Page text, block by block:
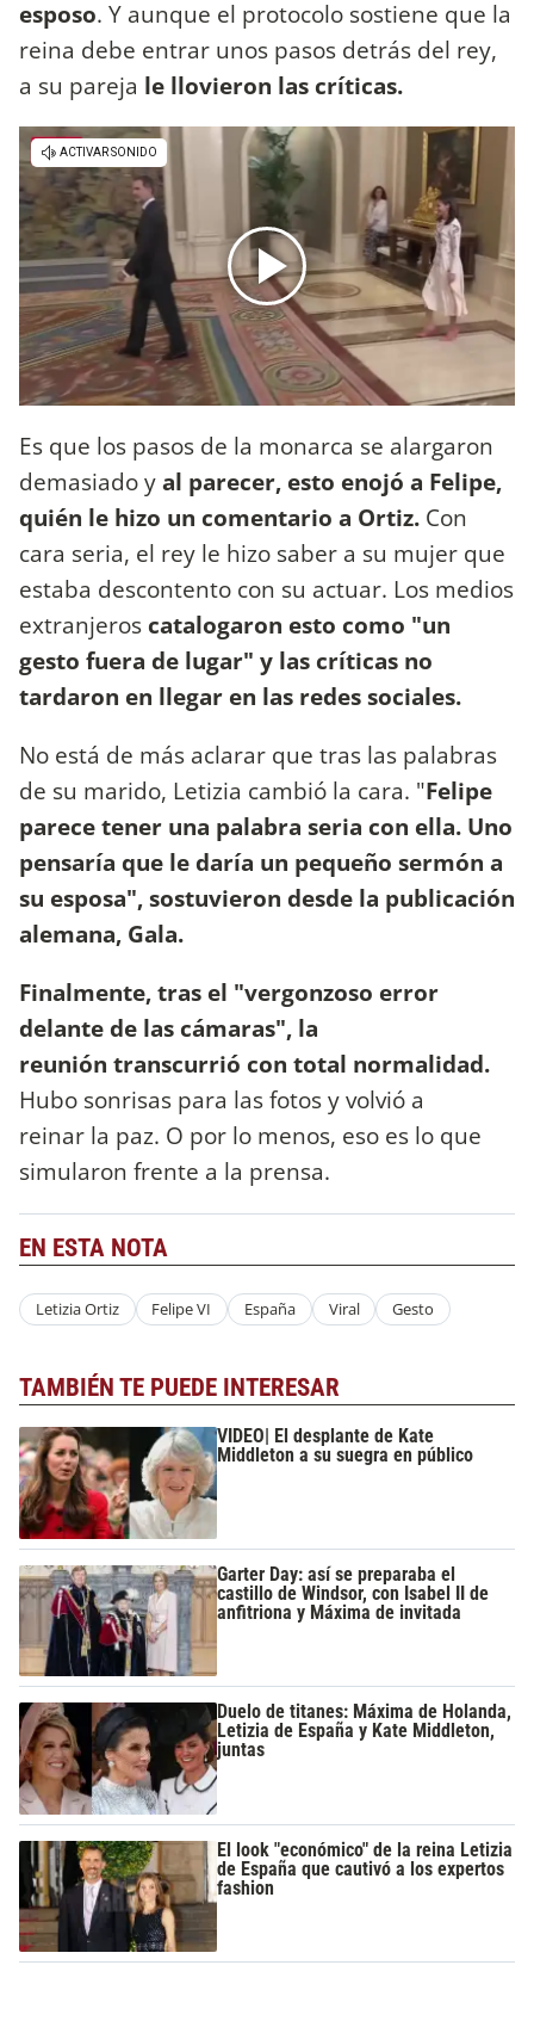
esposo. Y aunque el protocolo sostiene que la
reina debe entrar unos pasos detrás del rey,
a su pareja le llovieron las críticas.
Es que los pasos de la monarca se alargaron
demasiado yal parecer, esto enojó a Felipe,
quién le hizo un comentario a Ortiz. Con
cara seria, el rey le hizo saber a su mujer que
estaba descontento con su actuar. Los medios
extranjeros catalogaron esto como "un
gesto fuera de lugar" y las críticas no
tardaron en llegar en las redes sociales.
No está de más aclarar que tras las palabras
de su marido, Letizia cambió la cara. "Felipe
parece tener una palabra seria con ella. Uno
pensaría que le daría un pequeño sermón a
su esposa", sostuvieron desde la publicación
alemana, Gala.
Finalmente, tras el "vergonzoso error
delante de las cámaras", la
reunión transcurrió con total normalidad.
Hubo sonrisas para las fotos y volvió a
reinar la paz. O por lo menos, eso es lo que
simularon frente a la prensa.
EN ESTA NOTA
Letizia Ortiz Felipe VI España Viral Gesto
TAMBIÉN TE PUEDE INTERESAR
VIDEO| El desplante de Kate
Middleton a su suegra en público
Garter Day: así se preparaba el
castillo de Windsor, con Isabel II de
anfitriona y Máxima de invitada
Duelo de titanes: Máxima de Holanda,
Letizia de España y Kate Middleton,
juntas
El look "económico" de la reina Letizia
de España que cautivó a los expertos
fashion